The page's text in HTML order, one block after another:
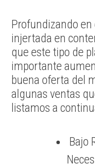
Profundizando
injertada en
que este tipo de
importante
buena oferta del
algunas ventas
listamos a
Bajo